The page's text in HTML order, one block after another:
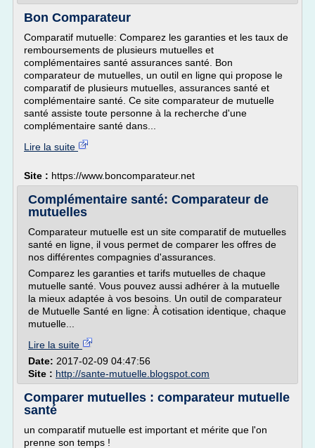
Bon Comparateur
Comparatif mutuelle: Comparez les garanties et les taux de
remboursements de plusieurs mutuelles et
complémentaires santé assurances santé. Bon
comparateur de mutuelles, un outil en ligne qui propose le
comparatif de plusieurs mutuelles, assurances santé et
complémentaire santé. Ce site comparateur de mutuelle
santé assiste toute personne à la recherche d'une
complémentaire santé dans...
Lire la suite
Site : https://www.boncomparateur.net
Complémentaire santé: Comparateur de
mutuelles
Comparateur mutuelle est un site comparatif de mutuelles
santé en ligne, il vous permet de comparer les offres de
nos différentes compagnies d'assurances.
Comparez les garanties et tarifs mutuelles de chaque
mutuelle santé. Vous pouvez aussi adhérer à la mutuelle
la mieux adaptée à vos besoins. Un outil de comparateur
de Mutuelle Santé en ligne: À cotisation identique, chaque
mutuelle...
Lire la suite
Date: 2017-02-09 04:47:56
Site : http://sante-mutuelle.blogspot.com
Comparer mutuelles : comparateur mutuelle
santé
un comparatif mutuelle est important et mérite que l'on
prenne son temps !